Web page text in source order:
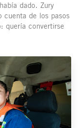
dado. Zury
cuenta de los pasos
quería convertirse